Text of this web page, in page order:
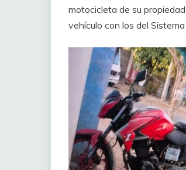
motocicleta de su
vehículo con los del